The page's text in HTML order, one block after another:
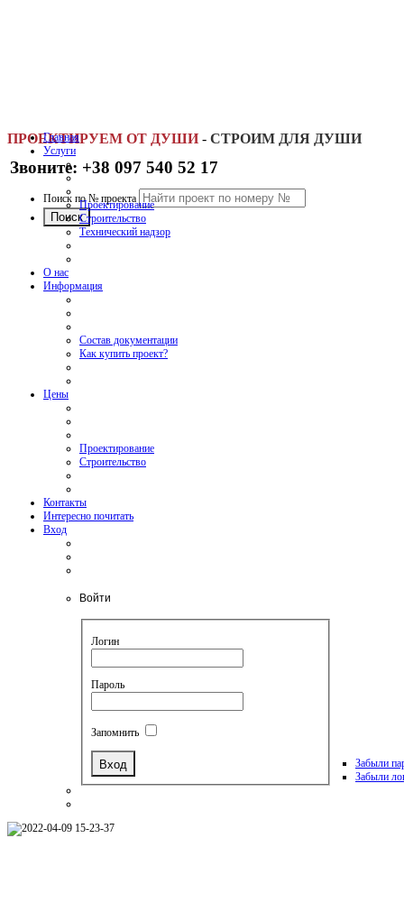
ПРОЕКТИРУЕМ ОТ ДУШИ - СТРОИМ ДЛЯ ДУШИ
Звоните: +38 097 540 52 17
Поиск по № проекта
Главная
Услуги
Проектирование
Строительство
Технический надзор
О нас
Информация
Состав документации
Как купить проект?
Цены
Проектирование
Строительство
Контакты
Интересно почитать
Вход
Войти
Логин
Пароль
Запомнить
Забыли
Забыли